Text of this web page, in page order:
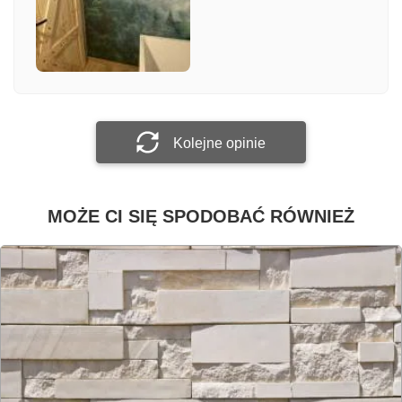
Załącz zdjęcie
Kolejne opinie
MOŻE CI SIĘ SPODOBAĆ RÓWNIEŻ